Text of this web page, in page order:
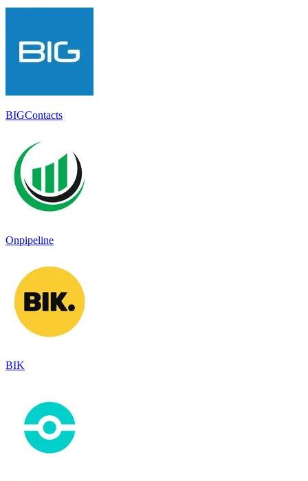
BIGContacts
Onpipeline
BIK